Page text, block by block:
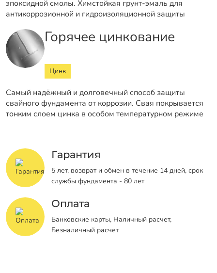
эпоксидной смолы. Химстойкая грунт-эмаль для
антикоррозионной и гидроизоляционной защиты
Горячее цинкование
Цинк
Самый надёжный и долговечный способ защиты
свайного фундамента от коррозии. Свая покрывается
тонким слоем цинка в особом температурном режиме
Гарантия
5 лет, возврат и обмен в течение 14 дней, срок
службы фундамента - 80 лет
Оплата
Банковские карты, Наличный расчет,
Безналичный расчет